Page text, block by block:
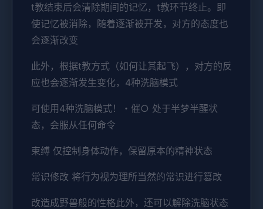
t教结束后会清除期间的记忆，t教环节终止。即
使记忆被消除，随着逐渐被开发，对方的态度也
会逐渐改变
此外，根据t教方式（如何让其起飞），对方的反
应也会逐渐发生变化，4种洗脑模式
可使用4种洗脑模式！・催○ 处于半梦半醒状
态，会服从任何命令
束缚 仅控制身体动作，保留原本的精神状态
常识修改 将行为视为理所当然的常识进行篡改
改造成野兽般的性格此外，还可以解除洗脑状态